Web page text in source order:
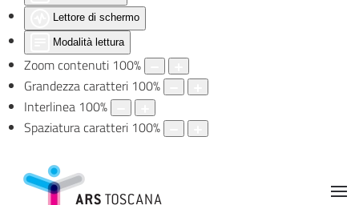
Lettore di schermo
Modalità lettura
Zoom contenuti 100%
Grandezza caratteri 100%
Interlinea 100%
Spaziatura caratteri 100%